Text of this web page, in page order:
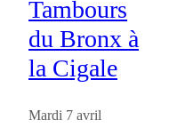
Tambours
du Bronx à
la Cigale
Mardi 7 avril